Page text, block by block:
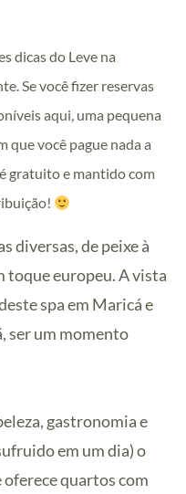
dicas do Leve na
Se você fizer reservas
aqui, uma pequena
que você pague nada a
gratuito e mantido com
diversas, de peixe à
toque europeu. A vista
spa em Maricá e
ser um momento
gastronomia e
em um dia) o
quartos com